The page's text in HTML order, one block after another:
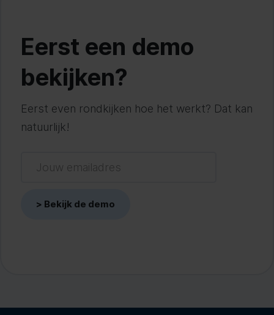
Eerst een demo
bekijken?
Eerst even rondkijken hoe het werkt? Dat kan
natuurlijk!